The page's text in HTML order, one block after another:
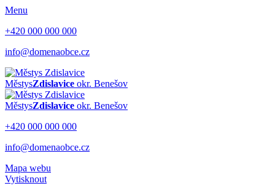
Menu
+420 000 000 000
info@domenaobce.cz
MěstysZdislavice okr. Benešov
MěstysZdislavice okr. Benešov
+420 000 000 000
info@domenaobce.cz
Mapa webu
Vytisknout